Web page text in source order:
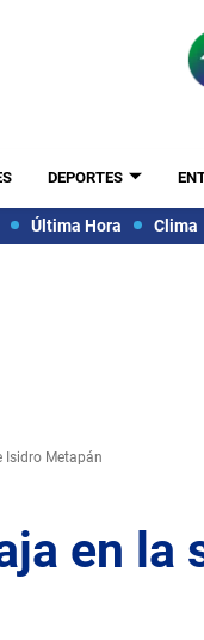
DEPORTES
Última Hora Clima
Isidro Metapán
en la